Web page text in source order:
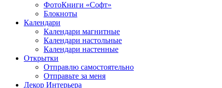
ФотоКниги «Софт»
Блокноты
Календари
Календари магнитные
Календари настольные
Календари настенные
Открытки
Отправлю самостоятельно
Отправьте за меня
Декор Интерьера